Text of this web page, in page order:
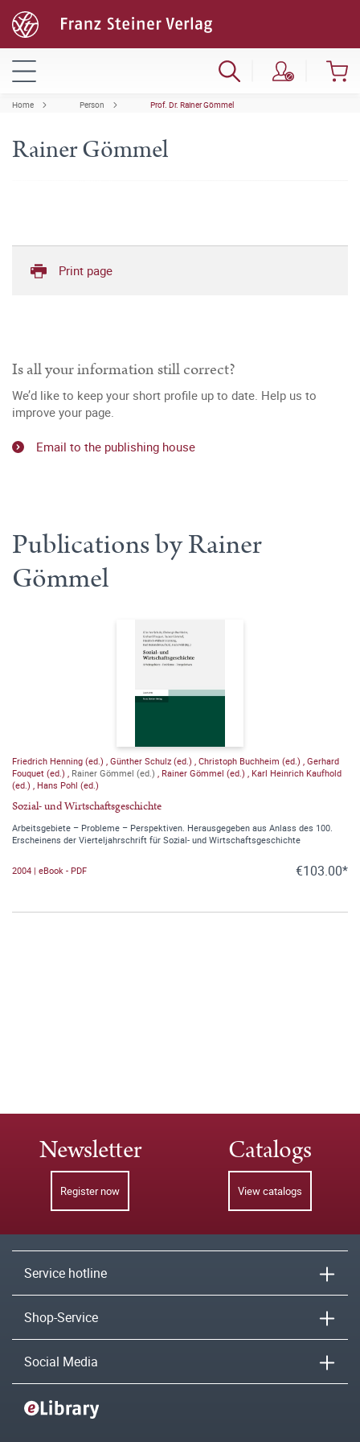
Home Person Prof. Dr. Rainer Gömmel
Rainer Gömmel
Print page
Is all your information still correct?
We’d like to keep your short profile up to date. Help us to
improve your page.
Email to the publishing house
Publications by Rainer
Gömmel
Friedrich Henning (ed.) Günther Schulz (ed.) Christoph Buchheim (ed.) Gerhard
Fouquet (ed.)
Rainer Gömmel (ed.) Rainer Gömmel (ed.)
Karl Heinrich Kaufhold
(ed.)
Hans Pohl (ed.)
Sozial- und Wirtschaftsgeschichte
Arbeitsgebiete – Probleme – Perspektiven. Herausgegeben aus Anlass des 100.
Erscheinens der Vierteljahrschrift für Sozial- und Wirtschaftsgeschichte
2004 | eBook - PDF €103.00*
Newsletter
Register now
Catalogs
View catalogs
Service hotline
Shop-Service
Social Media